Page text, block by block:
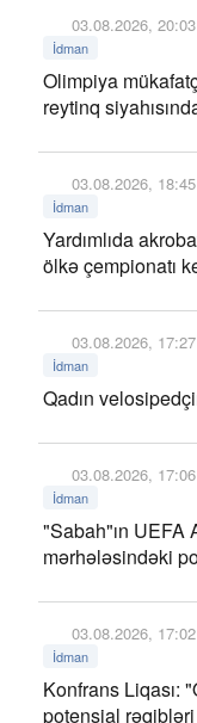
03.08.2026, 20:03
İdman
Olimpiya
reytinq
03.08.2026, 18:45
İdman
Yardımlıda
ölkə çempionatı
03.08.2026, 17:27
İdman
Qadın
03.08.2026, 17:06
İdman
"Sabah"ın UEFA
mərhələsindəki
03.08.2026, 17:02
İdman
Konfrans Liqası:
potensial